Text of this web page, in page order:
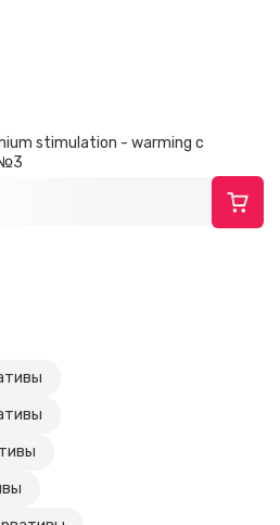
stimulation - warming с